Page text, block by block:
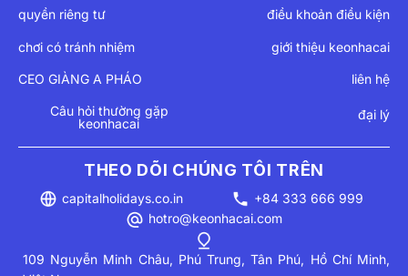
quyền riêng tư điều khoản điều kiện
chơi có tránh nhiệm giới thiệu keonhacai
CEO GIÀNG A PHÁO liên hệ
Câu hỏi thường gặp
keonhacai
đại lý
THEO DÕI CHÚNG TÔI TRÊN
capitalholidays.co.in
+84 333 666 999
hotro@keonhacai.com
109 Nguyễn Minh Châu, Phú Trung, Tân Phú, Hồ Chí Minh,